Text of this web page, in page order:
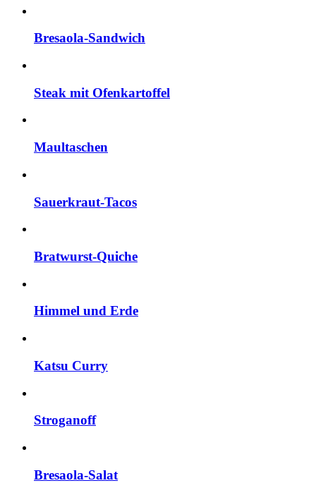
Bresaola-Sandwich
Steak mit Ofenkartoffel
Maultaschen
Sauerkraut-Tacos
Bratwurst-Quiche
Himmel und Erde
Katsu Curry
Stroganoff
Bresaola-Salat